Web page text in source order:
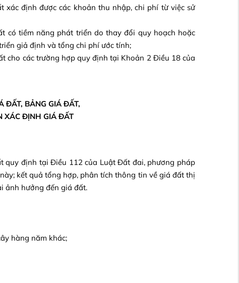
định được các khoản thu nhập, chi phí từ việc sử
có tiềm năng phát triển do thay đổi quy hoạch hoặc
giả định và tổng chi phí ước tính;
cho các trường hợp quy định tại Khoản 2 Điều 18 của
ĐẤT, BẢNG GIÁ ĐẤT,
XÁC ĐỊNH GIÁ ĐẤT
quy định tại Điều 112 của Luật Đất đai, phương pháp
kết quả tổng hợp, phân tích thông tin về giá đất thị
ảnh hưởng đến giá đất.
hàng năm khác;